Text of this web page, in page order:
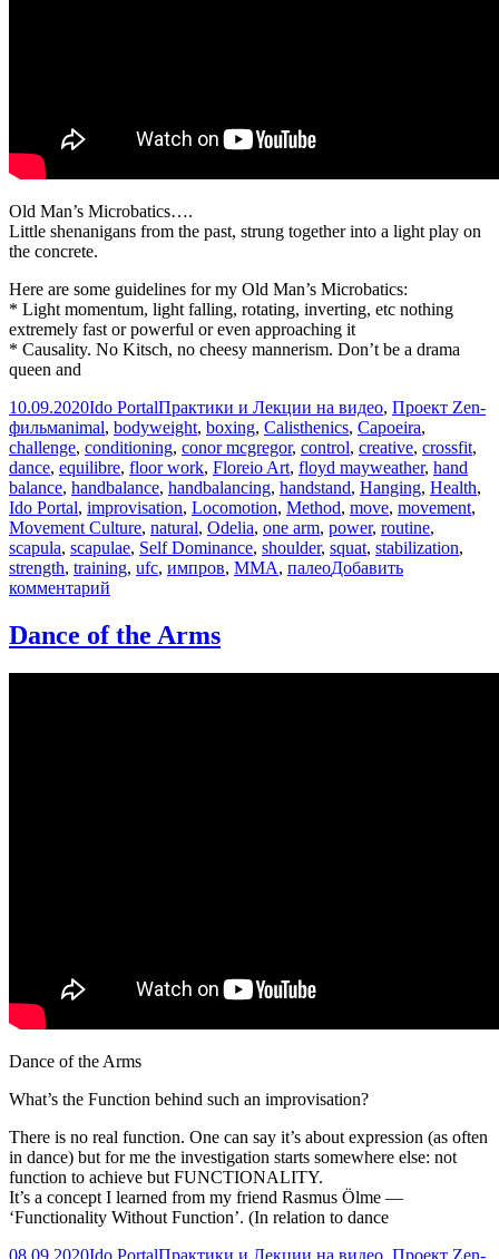
Old Man’s Microbatics….
Little shenanigans from the past, strung together into a light play on
the concrete.
Here are some guidelines for my Old Man’s Microbatics:
* Light momentum, light falling, rotating, inverting, etc nothing
extremely fast or powerful or even approaching it
* Causality. No Kitsch, no cheesy mannerism. Don’t be a drama
queen and
Опубликовано
10.09.2020Автор
Ido PortalРубрики
Практики и Лекции на видео, Проект Zen-
фильмМетки
animal, bodyweight, boxing, Calisthenics, Capoeira,
challenge, conditioning, conor mcgregor, control, creative, crossfit,
dance, equilibre, floor work, Floreio Art, floyd mayweather, hand
balance, handbalance, handbalancing, handstand, Hanging, Health,
Ido Portal, improvisation, Locomotion, Method, move, movement,
Movement Culture, natural, Odelia, one arm, power, routine,
scapula, scapulae, Self Dominance, shoulder, squat, stabilization,
strength, training, ufc, импров, ММА, палеоДобавить
комментарий
Old
Man’s
Dance of the Arms
Dance of the Arms
What’s the Function behind such an improvisation?
There is no real function. One can say it’s about expression (as often
in dance) but for me the investigation starts somewhere else: not
function to achieve but FUNCTIONALITY.
It’s a concept I learned from my friend Rasmus Ölme —
‘Functionality Without Function’. (In relation to dance
Опубликовано
08.09.2020Автор
Ido PortalРубрики
Практики и Лекции на видео, Проект Zen-